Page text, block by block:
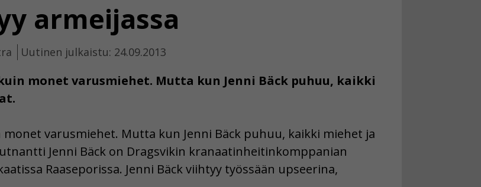
armeijassa
Uutinen julkaistu: 24.09.2013
monet varusmiehet. Mutta kun Jenni Bäck puhuu, kaikki
varusmiehet. Mutta kun Jenni Bäck puhuu, kaikki miehet ja
Jenni Bäck on Dragsvikin kranaatinheitinkomppanian
Raaseporissa. Jenni Bäck viihtyy työssään upseerina,